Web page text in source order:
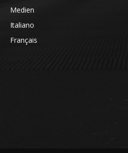
Medien
Italiano
Français